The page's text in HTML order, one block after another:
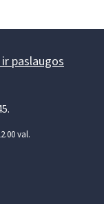
paslaugos
val.